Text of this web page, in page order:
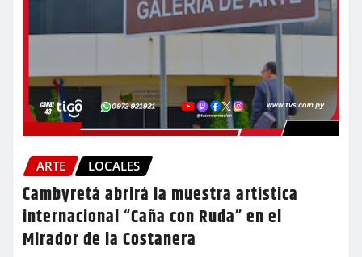
ARTE LOCALES
Cambyretá abrirá la muestra artística
internacional “Caña con Ruda” en el
Mirador de la Costanera